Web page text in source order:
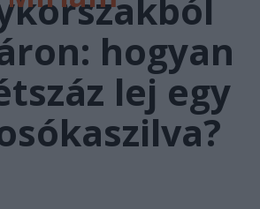
hogyan
lej egy